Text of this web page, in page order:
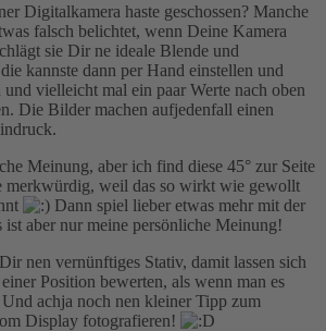
Digitalkamera haste geschossen? Manche
falsch belichtet, wenn Deine Kamera
sie Dir ne ideale Blende und
kannste dann per Hand einstellen und
und vielleicht mal ein paar Werte nach oben
Die Bilder machen aufjedenfall einen
Meinung, aber ich find diese 45° zur Seite
merkwürdig, weil das so wirkt wie gewollt
Dann spiel lieber etwas mehr mit der
ist aber nur meine persönliche Meinung!
nen vernünftiges Stativ, damit lassen sich
Position bewerten, als wenn man es
achja noch nen kleiner Tipp zum
Display fotografieren!